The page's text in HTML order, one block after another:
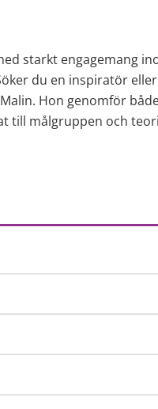
starkt engagemang
du en inspiratör eller
Hon genomför
till målgruppen och